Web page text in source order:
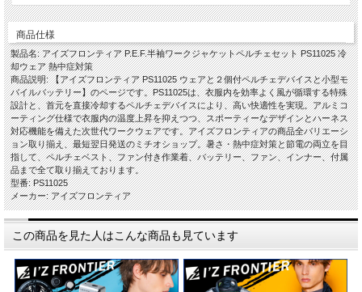
商品仕様
製品名: アイズフロンティア P.E.F.半袖ワークジャケットペルチェセット PS11025 冷
却ウェア 熱中症対策
商品説明: 【アイズフロンティア PS11025 ウェアと２個付ペルチェデバイスと小型モ
バイルバッテリー】のページです。PS11025は、衣服内を効率よく風が循環する特殊
設計と、首元を直接冷却するペルチェデバイスにより、高い快適性を実現。アルミコ
ーティング仕様で衣服内の温度上昇を抑えつつ、スポーティーなデザインとハーネス
対応機能を備えた次世代ワークウェアです。アイズフロンティアの商品全バリエーシ
ョン取り揃え、最短翌日発送のミチオショップ。暑さ・熱中症対策と節電の両立を目
指して、ペルチェベスト、ファン付き作業着、バッテリー、ファン、インナー、付属
品まで全て取り揃えております。
型番: PS11025
メーカー: アイズフロンティア
この商品を見た人はこんな商品も見ています